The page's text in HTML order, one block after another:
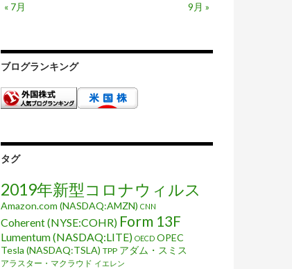
« 7月
9月 »
ブログランキング
タグ
2019年新型コロナウィルス
Amazon.com (NASDAQ:AMZN) CNN
Coherent (NYSE:COHR) Form 13F
Lumentum (NASDAQ:LITE) OECD OPEC
Tesla (NASDAQ:TSLA) TPP アダム・スミス
アラスター・マクラウド イエレン